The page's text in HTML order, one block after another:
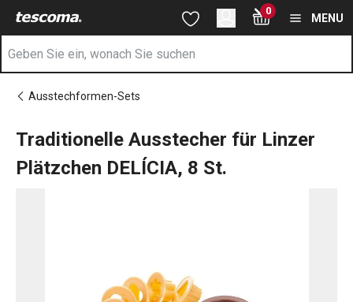
Sie befinden sich auf der Traditionelle Ausstecher für Linzer
Zum Hauptinhalt springen
Zur Suche springen
Zur Navigation springen 0
MENU
Ausstechformen-Sets
Traditionelle Ausstecher für Linzer
Plätzchen DELÍCIA, 8 St.